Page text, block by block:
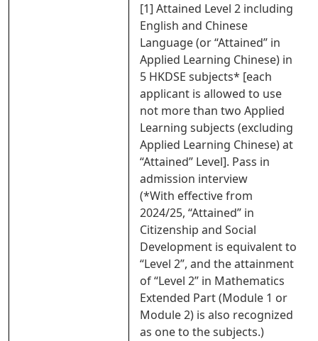
[1] Attained Level 2 including
English and Chinese
Language (or “Attained” in
Applied Learning Chinese) in
5 HKDSE subjects* [each
applicant is allowed to use
not more than two Applied
Learning subjects (excluding
Applied Learning Chinese) at
“Attained” Level]. Pass in
admission interview
(*With effective from
2024/25, “Attained” in
Citizenship and Social
Development is equivalent to
“Level 2”, and the attainment
of “Level 2” in Mathematics
Extended Part (Module 1 or
Module 2) is also recognized
as one to the subjects.)